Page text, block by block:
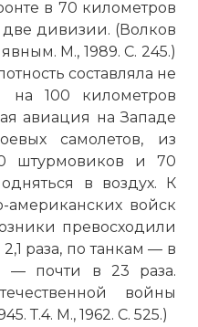
в 70 километров
дивизии. (Волков
М., 1989. С. 245.)
составляла не
100 километров
авиация на Западе
самолетов, из
штурмовиков и 70
в воздух. К
американских войск
превосходили
раза, по танкам — в
— почти в 23 раза.
войны
Т.4. М., 1962. С. 525.)